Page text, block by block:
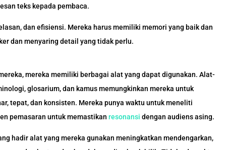
teks kepada pembaca.
dan efisiensi. Mereka harus memiliki memori yang baik dan
dan menyaring detail yang tidak perlu.
mereka memiliki berbagai alat yang dapat digunakan. Alat-
glosarium, dan kamus memungkinkan mereka untuk
tepat, dan konsisten. Mereka punya waktu untuk meneliti
pemasaran untuk memastikan resonansi dengan audiens asing.
hadir alat yang mereka gunakan meningkatkan mendengarkan,